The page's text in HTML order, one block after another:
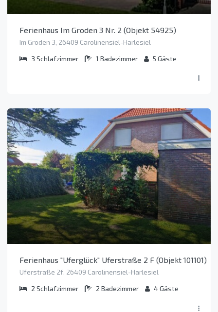
Ferienhaus Im Groden 3 Nr. 2 (Objekt 54925)
Im Groden 3, 26409 Carolinensiel-Harlesiel
3 Schlafzimmer 1 Badezimmer 5 Gäste
Ferienhaus "Uferglück" Uferstraße 2 F (Objekt 101101)
Uferstraße 2f, 26409 Carolinensiel-Harlesiel
2 Schlafzimmer 2 Badezimmer 4Gäste